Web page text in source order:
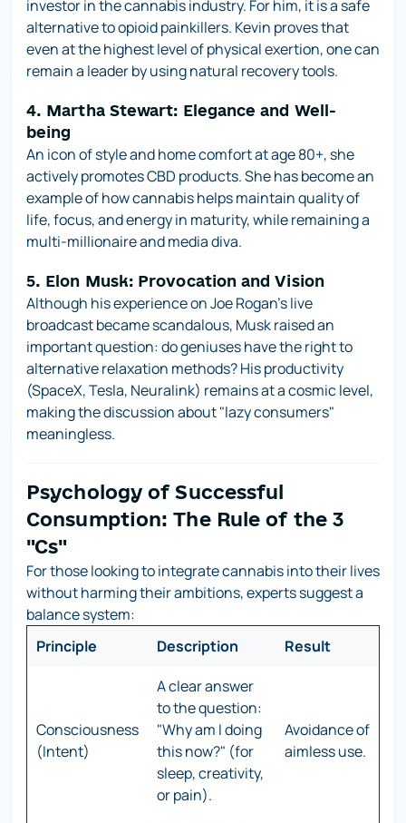
investor in the cannabis industry. For him, it is a safe
alternative to opioid painkillers. Kevin proves that
even at the highest level of physical exertion, one can
remain a leader by using natural recovery tools.
4. Martha Stewart: Elegance and Well-
being
An icon of style and home comfort at age 80+, she
actively promotes CBD products. She has become an
example of how cannabis helps maintain quality of
life, focus, and energy in maturity, while remaining a
multi-millionaire and media diva.
5. Elon Musk: Provocation and Vision
Although his experience on Joe Rogan's live
broadcast became scandalous, Musk raised an
important question: do geniuses have the right to
alternative relaxation methods? His productivity
(SpaceX, Tesla, Neuralink) remains at a cosmic level,
making the discussion about "lazy consumers"
meaningless.
Psychology of Successful
Consumption: The Rule of the 3
"Cs"
For those looking to integrate cannabis into their lives
without harming their ambitions, experts suggest a
balance system:
Principle
Description Result
Consciousness
(Intent)
A clear answer
to the question:
"Why am I doing
this now?" (for
sleep, creativity,
or pain).
Avoidance of
aimless use.